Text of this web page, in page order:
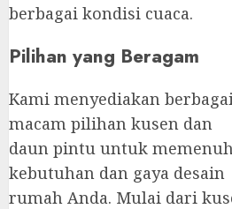
berbagai kondisi cuaca.
Pilihan yang Beragam
Kami menyediakan
macam pilihan kusen dan
daun pintu untuk
kebutuhan dan gaya desain
rumah Anda. Mulai dari